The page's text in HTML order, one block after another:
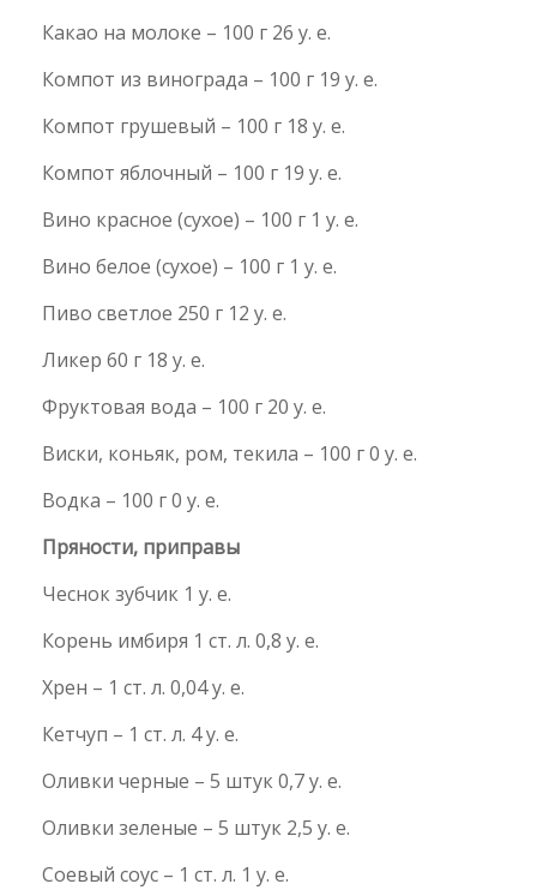
Какао на молоке – 100 г 26 у. е.
Компот из винограда – 100 г 19 у. е.
Компот грушевый – 100 г 18 у. е.
Компот яблочный – 100 г 19 у. е.
Вино красное (сухое) – 100 г 1 у. е.
Вино белое (сухое) – 100 г 1 у. е.
Пиво светлое 250 г 12 у. е.
Ликер 60 г 18 у. е.
Фруктовая вода – 100 г 20 у. е.
Виски, коньяк, ром, текила – 100 г 0 у. е.
Водка – 100 г 0 у. е.
Пряности, приправы
Чеснок зубчик 1 у. е.
Корень имбиря 1 ст. л. 0,8 у. е.
Хрен – 1 ст. л. 0,04 у. е.
Кетчуп – 1 ст. л. 4 у. е.
Оливки черные – 5 штук 0,7 у. е.
Оливки зеленые – 5 штук 2,5 у. е.
Соевый соус – 1 ст. л. 1 у. е.